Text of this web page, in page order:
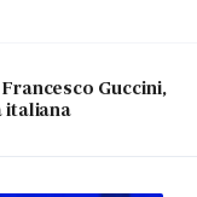
Guccini,
italiana